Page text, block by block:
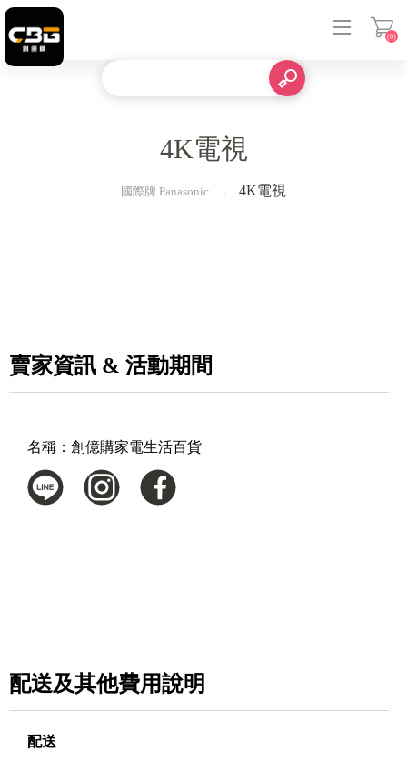
(0)
4K電視
國際牌 Panasonic 4K電視
賣家資訊 & 活動期間
名稱： 創億購家電生活百貨
配送及其他費用說明
配送